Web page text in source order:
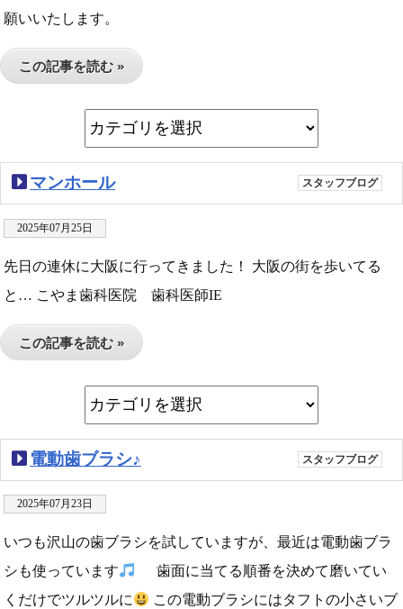
願いいたします。
この記事を読む »
マンホール スタッフブログ
2025年07月25日
先日の連休に大阪に行ってきました！ 大阪の街を歩いてる
と… こやま歯科医院 歯科医師IE
この記事を読む »
電動歯ブラシ♪ スタッフブログ
2025年07月23日
いつも沢山の歯ブラシを試していますが、最近は電動歯ブラ
シも使っています
歯面に当てる順番を決めて磨いてい
くだけでツルツルに
この電動ブラシにはタフトの小さいブ